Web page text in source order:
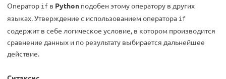
Оператор if в Python подобен этому оператору в других
языках. Утверждение с использованием оператора if
содержит в себе логическое условие, в котором производится
сравнение данных и по результату выбирается дальнейшее
действие.